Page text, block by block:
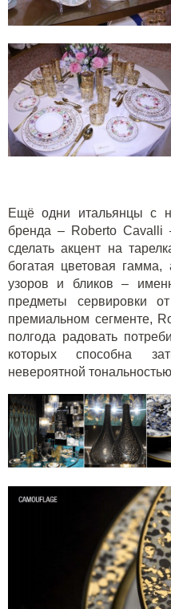
Ещё одни итальянцы с
бренда – Roberto Cavalli
сделать акцент на
богатая цветовая
узоров и бликов –
предметы сервировки
премиальном сегменте,
полгода радовать
которых способна
невероятной